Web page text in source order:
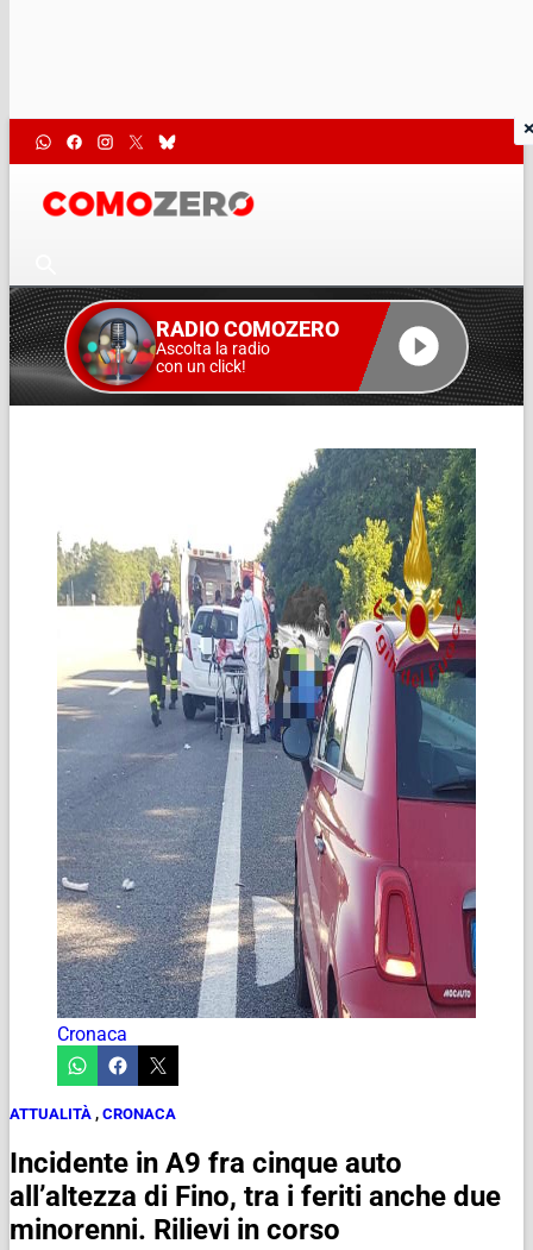
RADIO COMOZERO
Ascolta la radio
con un click!
Cronaca
ATTUALITÀ , CRONACA
Incidente in A9 fra cinque auto
all’altezza di Fino, tra i feriti anche due
minorenni. Rilievi in corso